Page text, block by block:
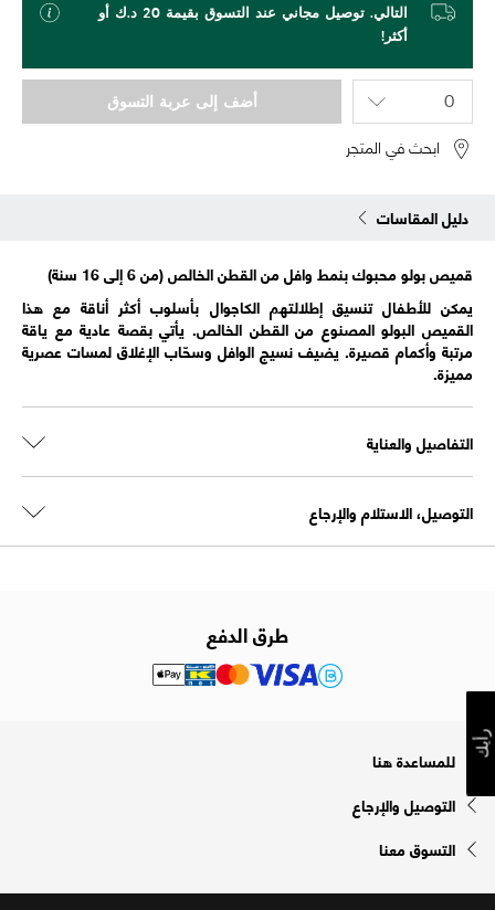
التالي. توصيل مجاني عند التسوق بقيمة 20 د.ك أو
أكثر!
أضف إلى عربة التسوق
ابحث في المتجر
دليل المقاسات
قميص بولو محبوك بنمط وافل من القطن الخالص (من 6 إلى 16 سنة)
يمكن للأطفال تنسيق إطلالتهم الكاجوال بأسلوب أكثر أناقة مع هذا
القميص البولو المصنوع من القطن الخالص. يأتي بقصة عادية مع ياقة
مرتبة وأكمام قصيرة. يضيف نسيج الوافل وسحّاب الإغلاق لمسات عصرية
مميزة.
التفاصيل والعناية
التوصيل، الاستلام والإرجاع
طرق الدفع
للمساعدة هنا
التوصيل والإرجاع
التسوق معنا
رأيك